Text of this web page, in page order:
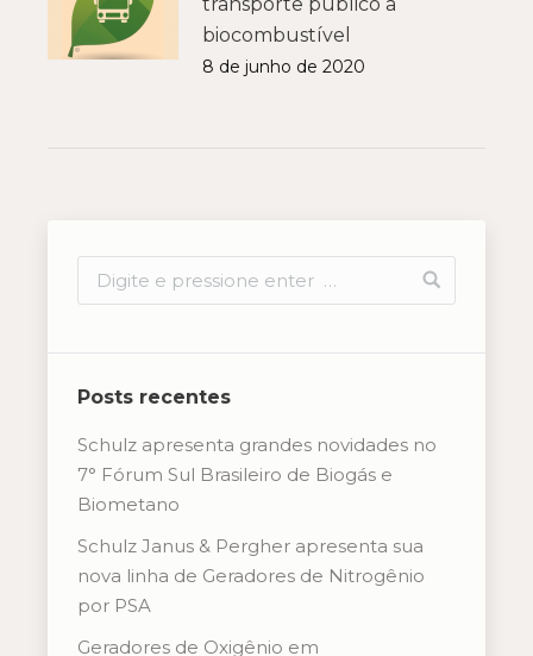
biocombustível
8 de junho de 2020
Posts recentes
Schulz apresenta grandes novidades no
7° Fórum Sul Brasileiro de Biogás e
Biometano
Schulz Janus & Pergher apresenta sua
nova linha de Geradores de Nitrogênio
por PSA
Geradores de Oxigênio em